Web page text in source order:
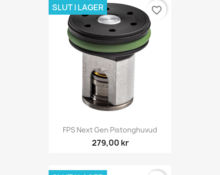
FPS Next Gen Pistonghuvud
279,00 kr
SLUT I LAGER favorite_border